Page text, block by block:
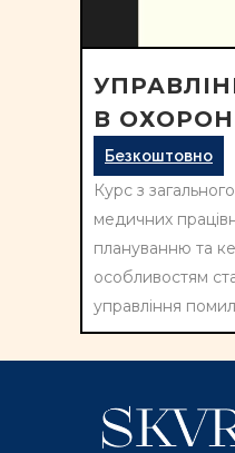
В
Безкоштовно
Курс з
медичних
плануванню та
особливостям
управління